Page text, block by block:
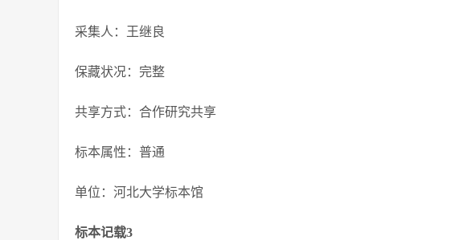
采集人：王继良
保藏状况：完整
共享方式：合作研究共享
标本属性：普通
单位：河北大学标本馆
标本记载3